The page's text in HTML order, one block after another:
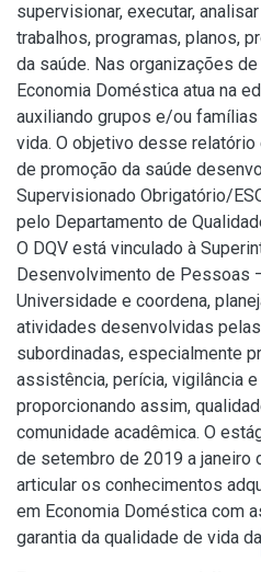
supervisionar, executar,
trabalhos, programas, planos,
da saúde. Nas organizações
Economia Doméstica atua na
auxiliando grupos e/ou famílias
vida. O objetivo desse
de promoção da saúde
Supervisionado Obrigatório/
pelo Departamento de
O DQV está vinculado à
Desenvolvimento de Pessoas
Universidade e coordena,
atividades desenvolvidas
subordinadas, especialmente
assistência, perícia, vigilância
proporcionando assim,
comunidade acadêmica. O
de setembro de 2019 a
articular os conhecimentos
em Economia Doméstica com
garantia da qualidade de vida